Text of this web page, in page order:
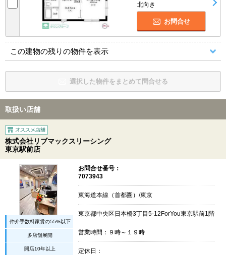
北向き
お問合せ
この建物の残りの物件を表示
選択した物件をまとめて問合せる
取扱い店舗
株式会社リブマックスリーシング
東京駅前店
仲介手数料家賃の55%以下
多店舗展開
開店10年以上
お問合せ番号：
7073943
東海道本線（首都圏）/東京
東京都中央区日本橋3丁目5-12ForYou東京駅前1階
営業時間：９時～１９時
定休日：